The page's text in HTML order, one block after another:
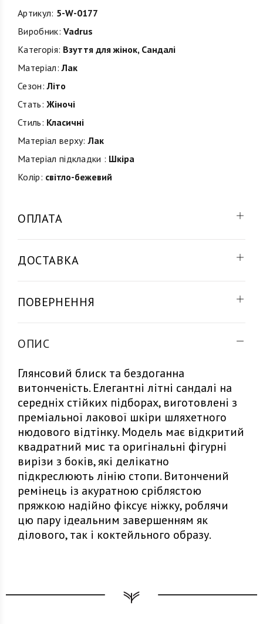
Артикул: 5-W-0177
Виробник: Vadrus
Категорія: Взуття для жінок, Сандалі
Матеріал: Лак
Сезон: Літо
Стать: Жіночі
Стиль: Класичні
Матеріал верху: Лак
Матеріал підкладки : Шкіра
Колір: світло-бежевий
ОПЛАТА
ДОСТАВКА
ПОВЕРНЕННЯ
ОПИС
Глянсовий блиск та бездоганна
витонченість. Елегантні літні сандалі на
середніх стійких підборах, виготовлені з
преміальної лакової шкіри шляхетного
нюдового відтінку. Модель має відкритий
квадратний мис та оригінальні фігурні
вирізи з боків, які делікатно
підкреслюють лінію стопи. Витончений
ремінець із акуратною сріблястою
пряжкою надійно фіксує ніжку, роблячи
цю пару ідеальним завершенням як
ділового, так і коктейльного образу.